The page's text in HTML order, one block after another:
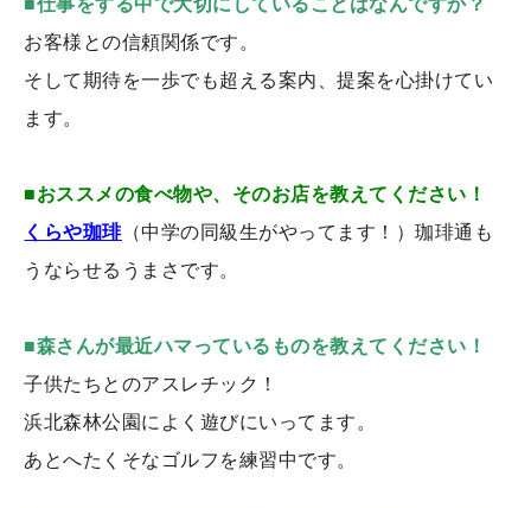
■仕事をする中で大切にしていることはなんですか？
お客様との信頼関係です。
そして期待を一歩でも超える案内、提案を心掛けてい
ます。
■おススメの食べ物や、そのお店を教えてください！
くらや珈琲（中学の同級生がやってます！）珈琲通も
うならせるうまさです。
■森さんが最近ハマっているものを教えてください！
子供たちとのアスレチック！
浜北森林公園によく遊びにいってます。
あとへたくそなゴルフを練習中です。